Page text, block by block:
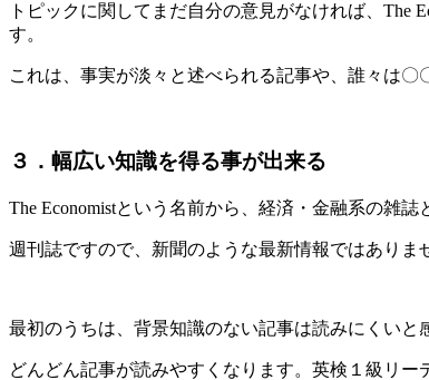
トピックに関してまだ自分の意見がなければ、The
す。
これは、事実が淡々と述べられる記事や、誰々は
３．幅広い知識を得る事が出来る
The Economistという名前から、経済・金融系の雑
週刊誌ですので、新聞のような最新情報ではありま
最初のうちは、背景知識のない記事は読みにくいと
どんどん記事が読みやすくなります。英検１級リ